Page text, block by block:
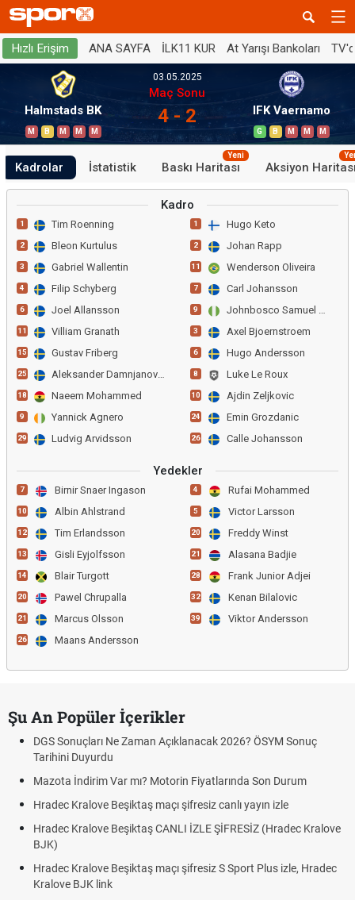
Hızlı Erişim ANA SAYFA İLK11 KUR At Yarışı Bankoları
Halmstads BK
M B M M M
03.05.2025
Maç Sonu
4 - 2 IFK Vaernamo
G B M M M
Kadrolar İstatistik Baskı Haritası
Yeni
Aksiyon
Kadro
1 Tim Roenning
2 Bleon Kurtulus
3 Gabriel Wallentin
4 Filip Schyberg
6 Joel Allansson
11 Villiam Granath
15 Gustav Friberg
25 Aleksander Damnjanovic Ni
18 Naeem Mohammed
9 Yannick Agnero
29 Ludvig Arvidsson
1 Hugo Keto
2 Johan Rapp
11 Wenderson Oliveira
7 Carl Johansson
9 Johnbosco Samuel Kalu
3 Axel Bjoernstroem
6 Hugo Andersson
8 Luke Le Roux
10 Ajdin Zeljkovic
24 Emin Grozdanic
26 Calle Johansson
Yedekler
7 Birnir Snaer Ingason
10 Albin Ahlstrand
12 Tim Erlandsson
13 Gisli Eyjolfsson
14 Blair Turgott
20 Pawel Chrupalla
21 Marcus Olsson
26 Maans Andersson
4 Rufai Mohammed
5 Victor Larsson
20 Freddy Winst
21 Alasana Badjie
28 Frank Junior Adjei
32 Kenan Bilalovic
39 Viktor Andersson
Şu An Popüler İçerikler
DGS Sonuçları Ne Zaman Açıklanacak 2026? ÖSYM Sonuç
Tarihini Duyurdu
Mazota İndirim Var mı? Motorin Fiyatlarında Son Durum
Hradec Kralove Beşiktaş maçı şifresiz canlı yayın izle
Hradec Kralove Beşiktaş CANLI İZLE ŞİFRESİZ (Hradec Kralove
BJK)
Hradec Kralove Beşiktaş maçı şifresiz S Sport Plus izle, Hradec
Kralove BJK link